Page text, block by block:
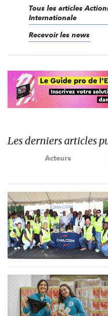
Tous les articles
Internationale
Recevoir les news
Les derniers articles
Acteurs